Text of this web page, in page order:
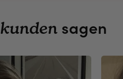
kunden sagen